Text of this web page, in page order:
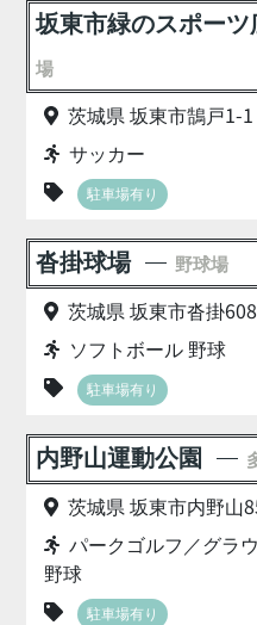
坂東市緑のスポー
場
茨城県 坂東市鵠戸1-1
サッカー
駐車場有り
沓掛球場 野球場
茨城県 坂東市沓掛
ソフトボール 野球
駐車場有り
内野山運動公園
茨城県 坂東市内野山
パークゴルフ／グラ
野球
駐車場有り